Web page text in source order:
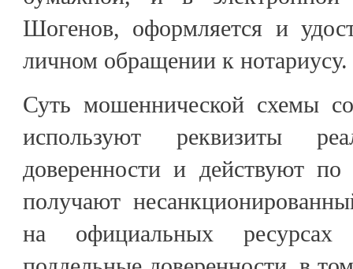
Шогенов, оформляется и
личном обращении к нотариусу.
Суть мошеннической схемы
используют реквизиты
доверенности и действуют
получают
на официальных